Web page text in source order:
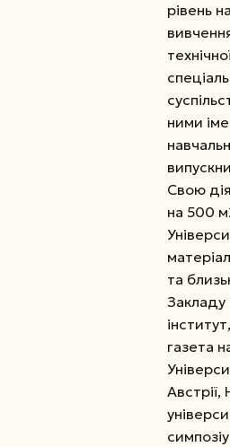
рівень
ними
Свою
на 500
та
Закладу
газета
Австрії,